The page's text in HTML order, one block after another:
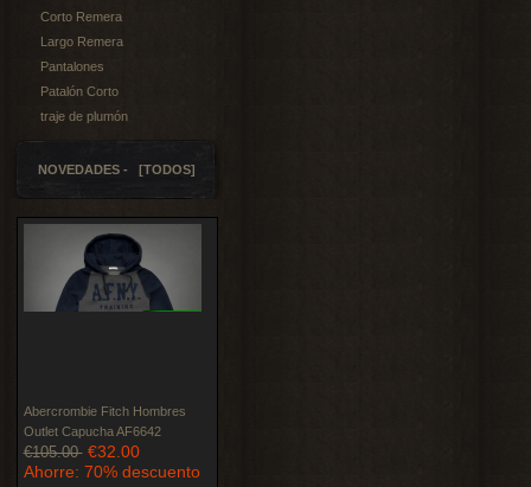
Corto Remera
Largo Remera
Pantalones
Patalón Corto
traje de plumón
NOVEDADES - [TODOS]
Abercrombie Fitch Hombres
Outlet Capucha AF6642
€105.00 €32.00
Ahorre: 70% descuento